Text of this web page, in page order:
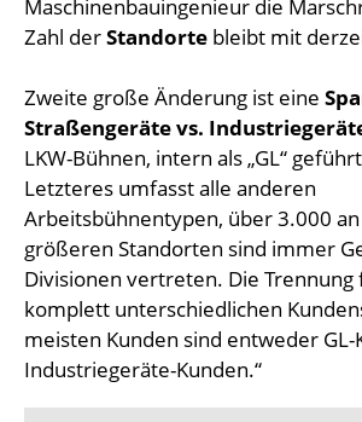
Maschinenbauingenieur die
Zahl derStandorte bleibt mit
Zweite große Änderung ist eine
Straßengeräte vs.
LKW-Bühnen, intern als „GL“
Letzteres umfasst alle anderen
Arbeitsbühnentypen, über 3.000
größeren Standorten sind immer
Divisionen vertreten. Die
komplett unterschiedlichen
meisten Kunden sind entweder
Industriegeräte-Kunden.“